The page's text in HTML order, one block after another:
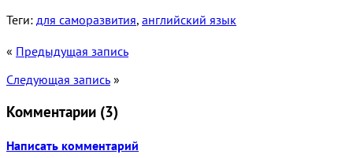
Теги: для саморазвития, английский язык
« Предыдущая запись
Следующая запись »
Комментарии (3)
Написать комментарий